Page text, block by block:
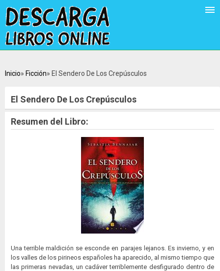
Inicio Ficción El Sendero De Los Crepúsculos
El Sendero De Los Crepúsculos
Resumen del Libro:
Una terrible maldición se esconde en parajes lejanos. Es invierno, y en
los valles de los pirineos españoles ha aparecido, al mismo tiempo que
las primeras nevadas, un cadáver terriblemente desfigurado dentro de